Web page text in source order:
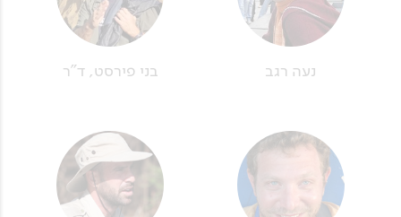
נעה רגב בני פירסט, ד"ר